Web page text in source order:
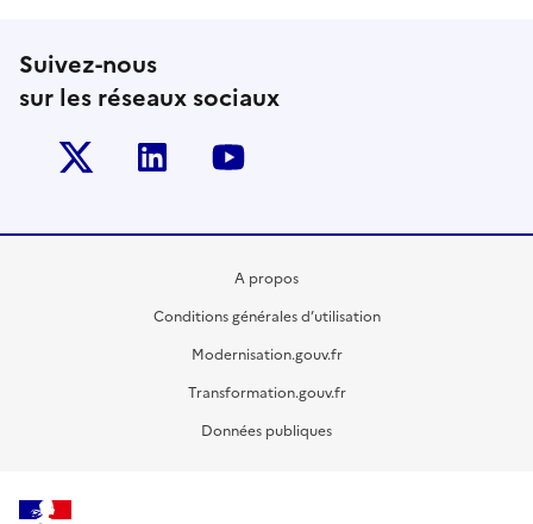
Suivez-nous
sur les réseaux sociaux
Twitter-x Linkedin
A propos
Conditions générales d’utilisation
Modernisation.gouv.fr
Transformation.gouv.fr
Données publiques